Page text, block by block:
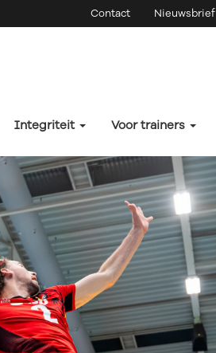
Contact Nieuwsbrief
Integriteit Voor trainers